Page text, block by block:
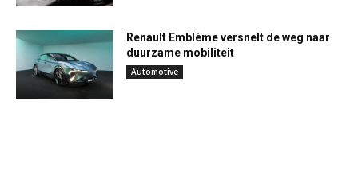
Renault Emblème versnelt de weg naar
duurzame mobiliteit
Automotive